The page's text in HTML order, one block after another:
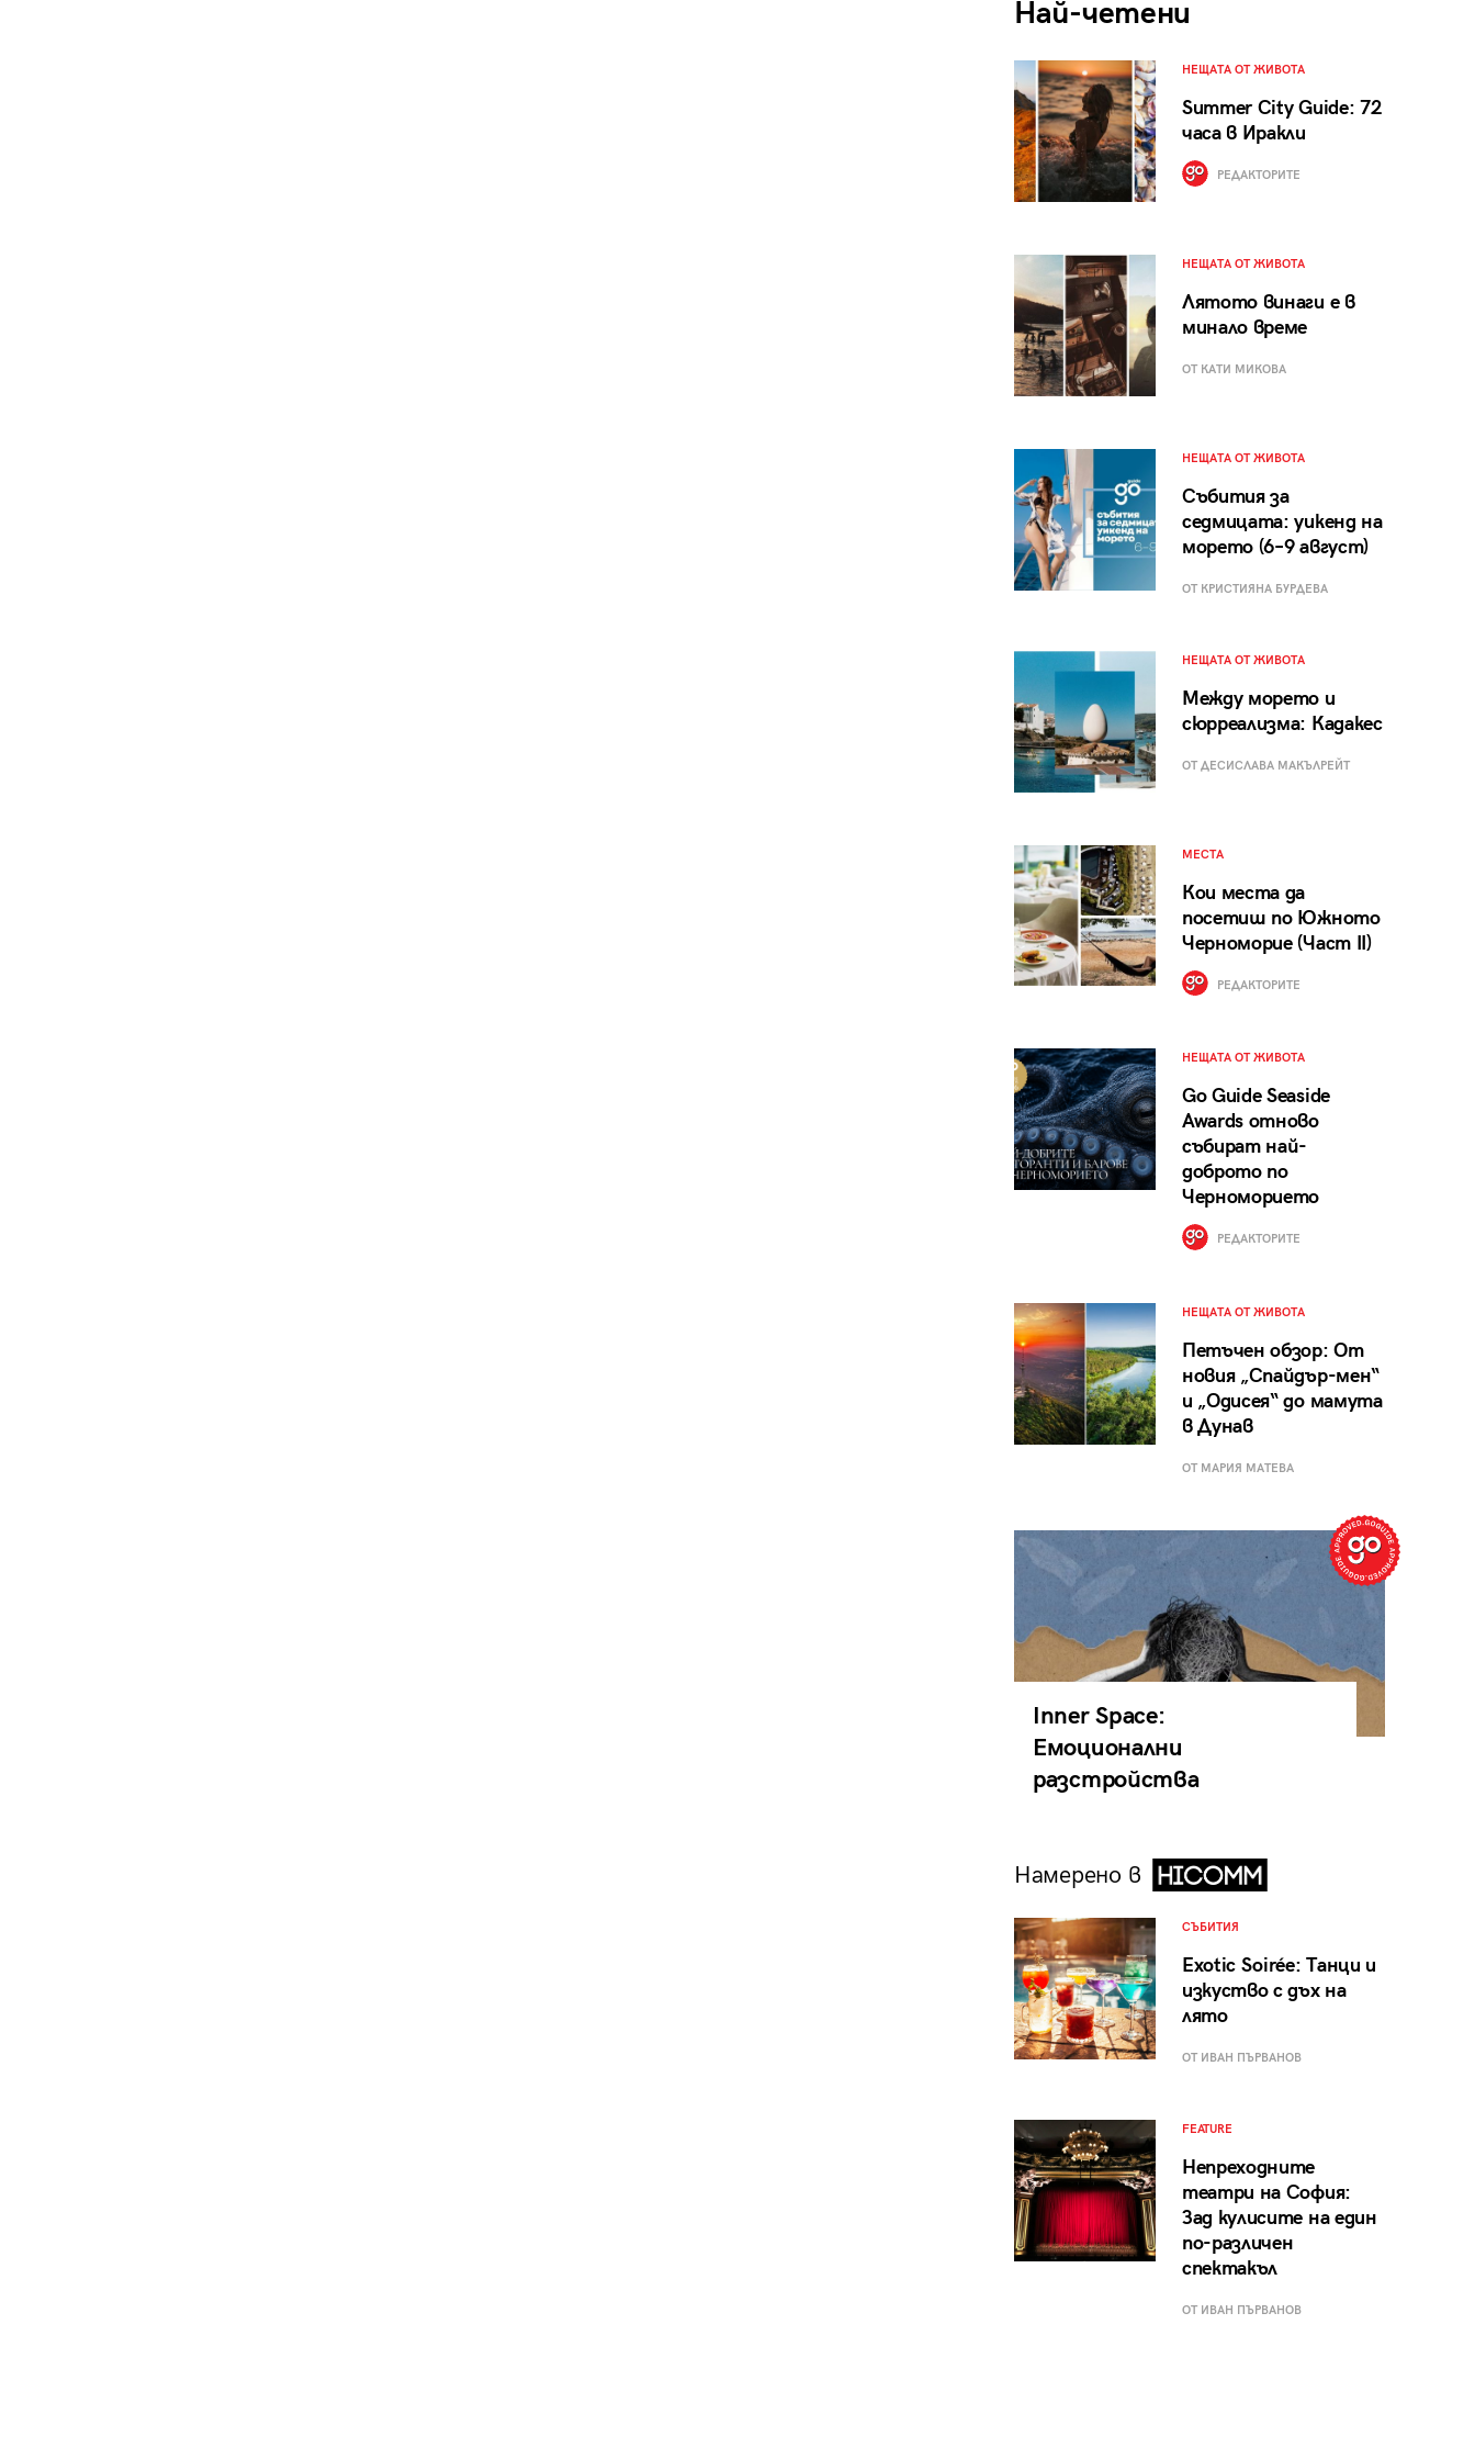
Най-четени
НЕЩАТА ОТ ЖИВОТА
Summer City Guide: 72
часа в Иракли
РЕДАКТОРИТЕ
НЕЩАТА ОТ ЖИВОТА
Лятото винаги е в
минало време
ОТ КАТИ МИКОВА
НЕЩАТА ОТ ЖИВОТА
Събития за
седмицата: уикенд на
морето (6–9 август)
ОТ КРИСТИЯНА БУРДЕВА
НЕЩАТА ОТ ЖИВОТА
Между морето и
сюрреализма: Кадакес
ОТ ДЕСИСЛАВА МАКЪЛРЕЙТ
МЕСТА
Кои места да
посетиш по Южното
Черноморие (Част II)
РЕДАКТОРИТЕ
НЕЩАТА ОТ ЖИВОТА
Go Guide Seaside
Awards отново
събират най-
доброто по
Черноморието
РЕДАКТОРИТЕ
НЕЩАТА ОТ ЖИВОТА
Петъчен обзор: От
новия „Спайдър-мен“
и „Одисея“ до мамута
в Дунав
ОТ МАРИЯ МАТЕВА
Inner Space:
Емоционални
разстройства
Намерено в
СЪБИТИЯ
Exotic Soirée: Танци и
изкуство с дъх на
лято
ОТ ИВАН ПЪРВАНОВ
FEATURE
Непреходните
театри на София:
Зад кулисите на един
по-различен
спектакъл
ОТ ИВАН ПЪРВАНОВ